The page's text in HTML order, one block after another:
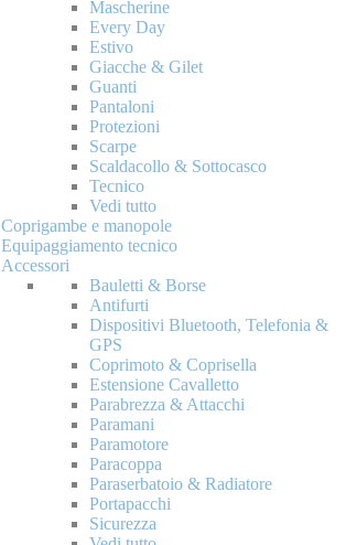
Mascherine
Every Day
Estivo
Giacche & Gilet
Guanti
Pantaloni
Protezioni
Scarpe
Scaldacollo & Sottocasco
Tecnico
Vedi tutto
Coprigambe e manopole
Equipaggiamento tecnico
Accessori
Bauletti & Borse
Antifurti
Dispositivi Bluetooth, Telefonia &
GPS
Coprimoto & Coprisella
Estensione Cavalletto
Parabrezza & Attacchi
Paramani
Paramotore
Paracoppa
Paraserbatoio & Radiatore
Portapacchi
Sicurezza